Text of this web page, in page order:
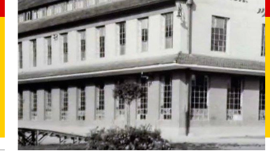
Deutsch